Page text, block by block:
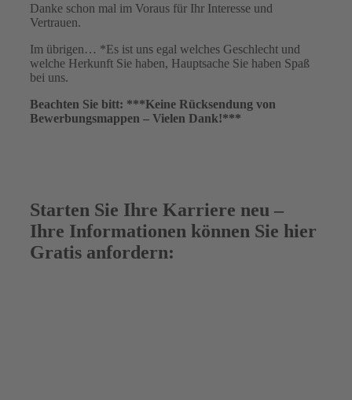
Danke schon mal im Voraus für Ihr Interesse und
Vertrauen.
Im übrigen… *Es ist uns egal welches Geschlecht und
welche Herkunft Sie haben, Hauptsache Sie haben Spaß
bei uns.
Beachten Sie bitt: ***Keine Rücksendung von
Bewerbungsmappen – Vielen Dank!***
Starten Sie Ihre Karriere neu –
Ihre Informationen können Sie hier
Gratis anfordern: